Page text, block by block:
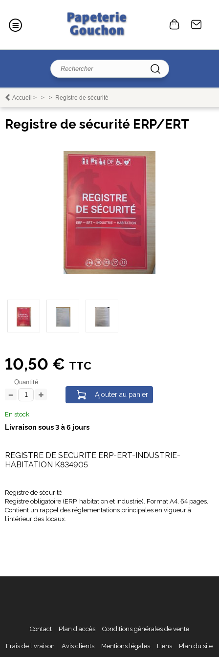
Accueil > > > Registre de sécurité
Registre de sécurité ERP/ERT
10,50 € TTC
Quantité
Ajouter au panier
En stock
Livraison sous 3 à 6 jours
REGISTRE DE SECURITE ERP-ERT-INDUSTRIE-
HABITATION K834905
Registre de sécurité
Registre obligatoire (ERP, habitation et industrie). Format A4, 64 pages.
Contient un rappel des réglementations principales en vigueur à
l’intérieur des locaux.
Contact Plan d'accès Conditions générales de vente
Frais de livraison Avis clients Mentions légales Liens Plan du site